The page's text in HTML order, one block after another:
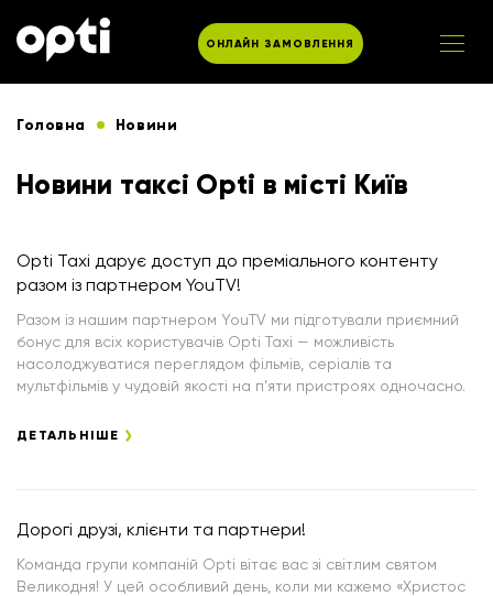
ОНЛАЙН ЗАМОВЛЕННЯ
Головна Новини
Новини таксі Opti в місті Київ
Opti Taxi дарує доступ до преміального контенту
разом із партнером YouTV!
Разом із нашим партнером YouTV ми підготували приємний
бонус для всіх користувачів Opti Taxi — можливість
насолоджуватися переглядом фільмів, серіалів та
мультфільмів у чудовій якості на п’яти пристроях одночасно.
ДЕТАЛЬНІШЕ
Дорогі друзі, клієнти та партнери!
Команда групи компаній Opti вітає вас зі світлим святом
Великодня! У цей особливий день, коли ми кажемо «Христос